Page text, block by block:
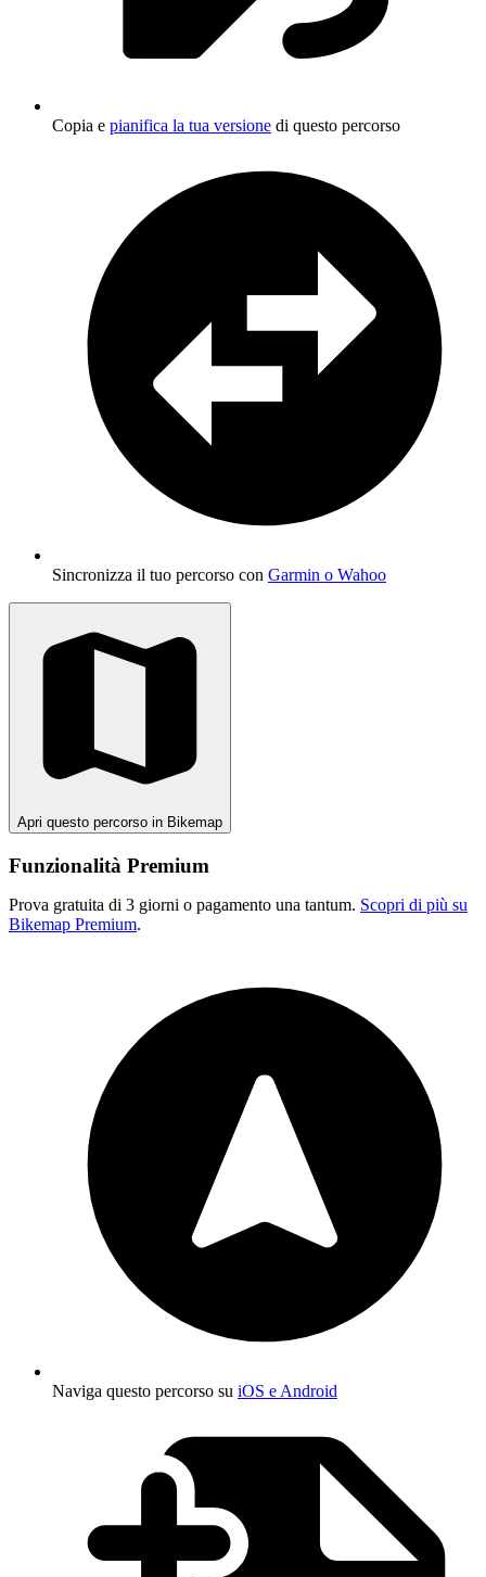
Copia e pianifica la tua versione di questo percorso
Sincronizza il tuo percorso con Garmin o Wahoo
Apri questo percorso in Bikemap
Funzionalità Premium
Prova gratuita di 3 giorni o pagamento una tantum. Scopri di più su
Bikemap Premium.
Naviga questo percorso su iOS e Android